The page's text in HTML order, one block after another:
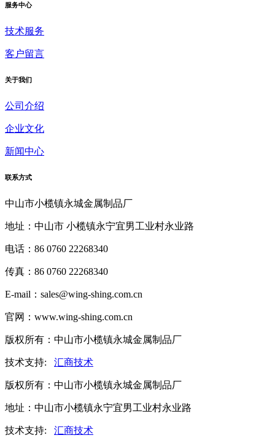
服务中心
技术服务
客户留言
关于我们
公司介绍
企业文化
新闻中心
联系方式
中山市小榄镇永城金属制品厂
地址：中山市 小榄镇永宁宜男工业村永业路
电话：86 0760 22268340
传真：86 0760 22268340
E-mail：sales@wing-shing.com.cn
官网：www.wing-shing.com.cn
版权所有：中山市小榄镇永城金属制品厂
技术支持: 汇商技术
版权所有：中山市小榄镇永城金属制品厂
地址：中山市小榄镇永宁宜男工业村永业路
技术支持: 汇商技术